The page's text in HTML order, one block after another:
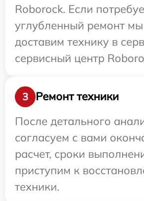
Roborock. Если
углубленный ремонт
доставим технику в
сервисный центр
3
Ремонт техники
После детального
согласуем с вами
расчет, сроки
приступим к
техники.